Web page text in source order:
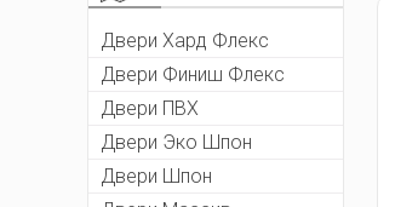
Двери Хард Флекс
Двери Финиш Флекс
Двери ПВХ
Двери Эко Шпон
Двери Шпон